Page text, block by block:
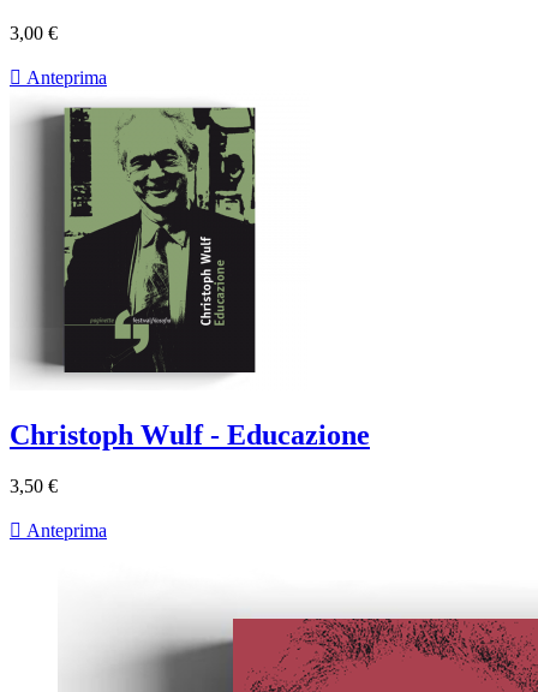
3,00 €
 Anteprima
Christoph Wulf - Educazione
3,50 €
 Anteprima